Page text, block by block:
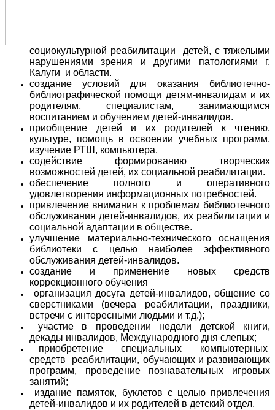
социокультурной реабилитации детей, с тяжелыми
нарушениями зрения и другими патологиями г.
Калуги и области.
создание условий для оказания библиотечно-
библиографической помощи детям-инвалидам и их
родителям, специалистам, занимающимся
воспитанием и обучением детей-инвалидов.
приобщение детей и их родителей к чтению,
культуре, помощь в освоении учебных программ,
изучение РТШ, компьютера.
содействие формированию творческих
возможностей детей, их социальной реабилитации.
обеспечение полного и оперативного
удовлетворения информационных потребностей.
привлечение внимания к проблемам библиотечного
обслуживания детей-инвалидов, их реабилитации и
социальной адаптации в обществе.
улучшение материально-технического оснащения
библиотеки с целью наиболее эффективного
обслуживания детей-инвалидов.
создание и применение новых средств
коррекционного обучения
организация досуга детей-инвалидов, общение со
сверстниками (вечера реабилитации, праздники,
встречи с интересными людьми и т.д.);
участие в проведении недели детской книги,
декады инвалидов, Международного дня слепых;
приобретение специальных компьютерных
средств реабилитации, обучающих и развивающих
программ, проведение познавательных игровых
занятий;
издание памяток, буклетов с целью привлечения
детей-инвалидов и их родителей в детский отдел.